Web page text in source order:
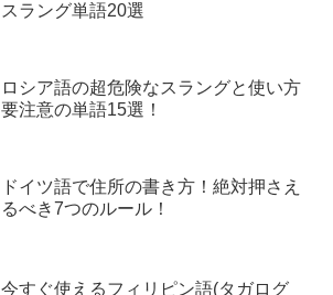
スラング単語20選
ロシア語の超危険なスラングと使い方
要注意の単語15選！
ドイツ語で住所の書き方！絶対押さえ
るべき7つのルール！
今すぐ使えるフィリピン語(タガログ